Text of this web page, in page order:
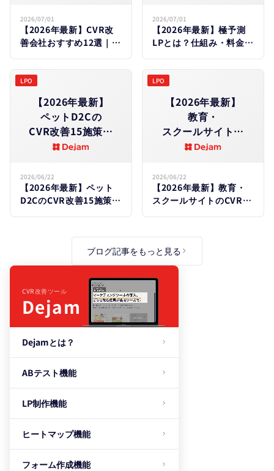
2026/07/01
【2026年最新】CVR改
善会社おすすめ12選｜代
LeanGoコンサルと
の​違いも​比較
2026/07/01
【2026年最新】極予測
LPとは？仕組み・料金・
ルとの違いも比較
【2026年最新】
ペットD2Cの​
CVR改善15施策｜
業界別平均と​原因も​
LPO
2026/06/22
【2026年最新】ペット
D2CのCVR改善15施策｜
【2026年最新】
教育・
スクールサイトの​
CVR改善15施策｜
LPO
2026/06/22
【2026年最新】教育・
スクールサイトのCVR改
ブログ記事をもっと見る
CVR改善ツール
Dejam
Dejamとは？
ABテスト機能
LP制作機能
ヒートマップ機能
フォーム作成機能